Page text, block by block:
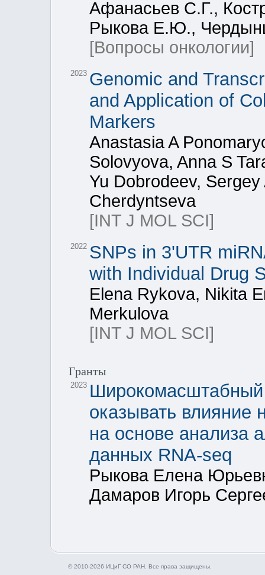
Афанасьев С.Г.,
Рыкова Е.Ю.,
[Вопросы онкологии]
2023 Genomic and
and Application of
Markers
Anastasia A
Solovyova, Anna S
Yu Dobrodeev,
Cherdyntseva
[INT J MOL SCI]
2022 SNPs in 3'UTR
with Individual Drug
Elena Rykova, Nikita
Merkulova
[INT J MOL SCI]
Гранты
2023
оказывать
на основе анализа
данных RNA-seq
Рыкова Елена
Дамаров Игорь
© 2010-2026 ИЦиГ СО РАН. Все права защищены.